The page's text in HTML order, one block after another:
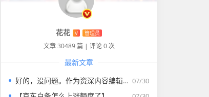
花花 V 管理员
文章 30489 篇 | 评论 0 次
最新文章
07/30
好的，没问题。作为资深内容编辑，我将为您打造一篇符合要求的专业教程文章。